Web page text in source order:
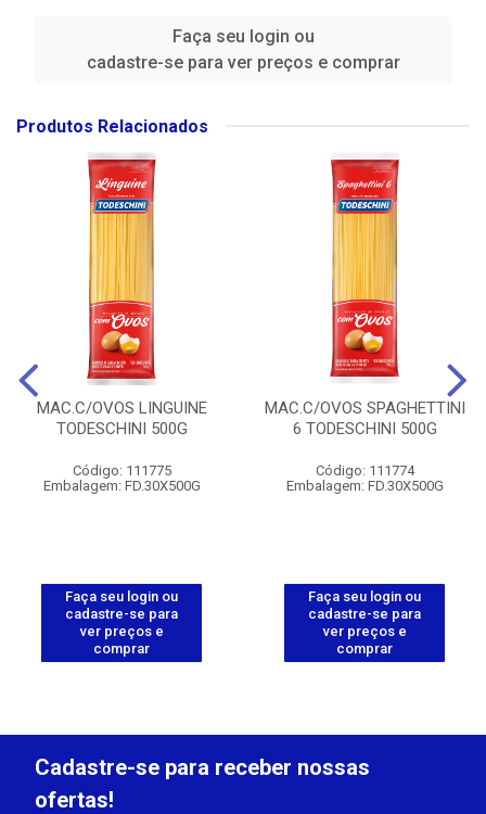
Faça seu login ou
cadastre-se para ver preços e comprar
Produtos Relacionados
MAC.C/OVOS LINGUINE
TODESCHINI 500G
Código: 111775
Embalagem: FD.30X500G
Faça seu login ou
cadastre-se para
ver preços e
comprar
MAC.C/OVOS SPAGHETTINI
6 TODESCHINI 500G
Código: 111774
Embalagem: FD.30X500G
Faça seu login ou
cadastre-se para
ver preços e
comprar
Cadastre-se para receber nossas
ofertas!